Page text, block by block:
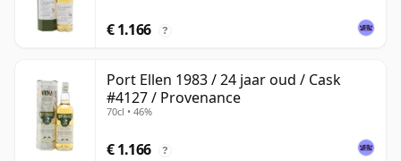
€ 1.166 ?
Port Ellen 1983 / 24 jaar oud / Cask
#4127 / Provenance
70cl • 46%
€ 1.166 ?